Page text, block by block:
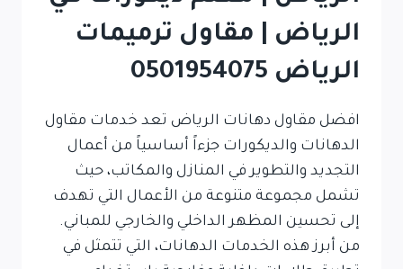
الرياض | مقاول ترميمات
الرياض 0501954075
افضل مقاول دهانات الرياض تعد خدمات مقاول
الدهانات والديكورات جزءاً أساسياً من أعمال
التجديد والتطوير في المنازل والمكاتب، حيث
تشمل مجموعة متنوعة من الأعمال التي تهدف
إلى تحسين المظهر الداخلي والخارجي للمباني.
من أبرز هذه الخدمات الدهانات، التي تتمثل في